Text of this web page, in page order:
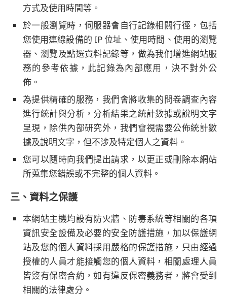
方式及使用時間等。
於一般瀏覽時，伺服器會自行記錄相關行徑，包括
您使用連線設備的 IP 位址、使用時間、使用的瀏覽
器、瀏覽及點選資料記錄等，做為我們增進網站服
務的參考依據，此記錄為內部應用，決不對外公
佈。
為提供精確的服務，我們會將收集的問卷調查內容
進行統計與分析，分析結果之統計數據或說明文字
呈現，除供內部研究外，我們會視需要公佈統計數
據及說明文字，但不涉及特定個人之資料。
您可以隨時向我們提出請求，以更正或刪除本網站
所蒐集您錯誤或不完整的個人資料。
三、資料之保護
本網站主機均設有防火牆、防毒系統等相關的各項
資訊安全設備及必要的安全防護措施，加以保護網
站及您的個人資料採用嚴格的保護措施，只由經過
授權的人員才能接觸您的個人資料，相關處理人員
皆簽有保密合約，如有違反保密義務者，將會受到
相關的法律處分。